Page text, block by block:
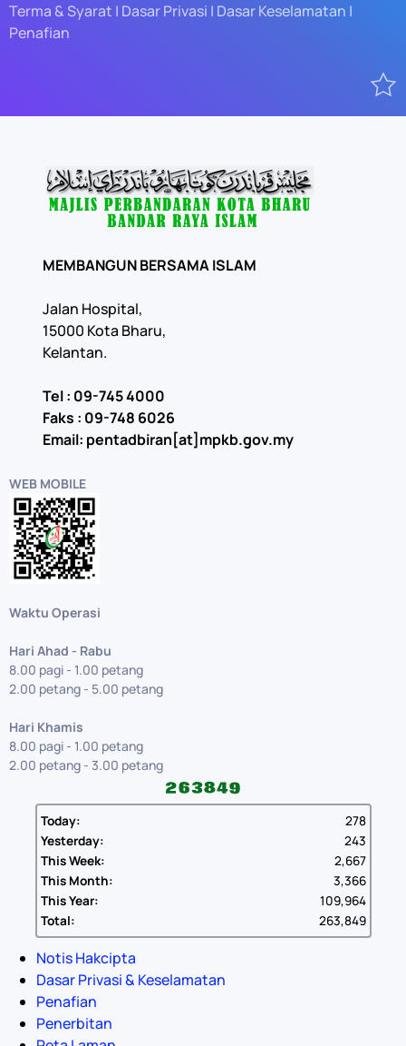
Terma & Syarat | Dasar Privasi | Dasar Keselamatan |
Penafian
MEMBANGUN BERSAMA ISLAM
Jalan Hospital,
15000 Kota Bharu,
Kelantan.
Tel : 09-745 4000
Faks : 09-748 6026
Email: pentadbiran[at]mpkb.gov.my
WEB MOBILE
Waktu Operasi
Hari Ahad - Rabu
8.00 pagi - 1.00 petang
2.00 petang - 5.00 petang
Hari Khamis
8.00 pagi - 1.00 petang
2.00 petang - 3.00 petang
Today:
278
Yesterday:
243
This Week:
2,667
This Month:
3,366
This Year:
109,964
Total:
263,849
Notis Hakcipta
Dasar Privasi & Keselamatan
Penafian
Penerbitan